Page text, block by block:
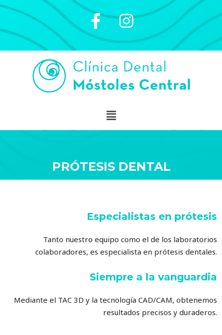
PRÓTESIS DENTAL
Especialistas en prótesis
Tanto nuestro equipo como el de los laboratorios
colaboradores, es especialista en prótesis dentales.
Siempre a la vanguardia
Mediante el TAC 3D y la tecnología CAD/CAM, obtenemos
resultados precisos y duraderos.